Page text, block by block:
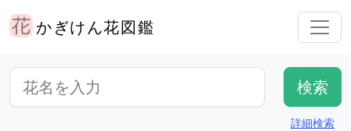
かぎけん花図鑑
詳細検索